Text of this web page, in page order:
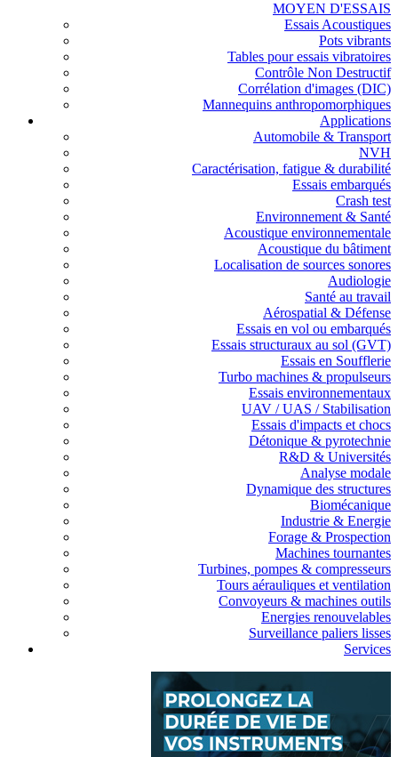
MOYEN D'ESSAIS
Essais Acoustiques
Pots vibrants
Tables pour essais vibratoires
Contrôle Non Destructif
Corrélation d'images (DIC)
Mannequins anthropomorphiques
Applications
Automobile & Transport
NVH
Caractérisation, fatigue & durabilité
Essais embarqués
Crash test
Environnement & Santé
Acoustique environnementale
Acoustique du bâtiment
Localisation de sources sonores
Audiologie
Santé au travail
Aérospatial & Défense
Essais en vol ou embarqués
Essais structuraux au sol (GVT)
Essais en Soufflerie
Turbo machines & propulseurs
Essais environnementaux
UAV / UAS / Stabilisation
Essais d'impacts et chocs
Détonique & pyrotechnie
R&D & Universités
Analyse modale
Dynamique des structures
Biomécanique
Industrie & Energie
Forage & Prospection
Machines tournantes
Turbines, pompes & compresseurs
Tours aérauliques et ventilation
Convoyeurs & machines outils
Energies renouvelables
Surveillance paliers lisses
Services